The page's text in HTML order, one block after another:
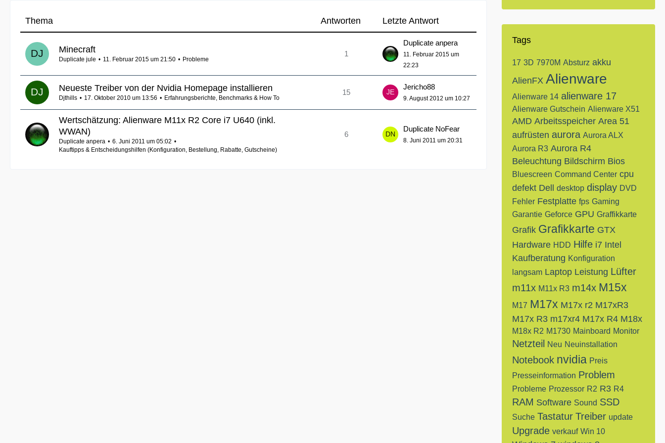
Thema Antworten Letzte Antwort
Minecraft
Duplicate jule 11. Februar 2015 um 21:50 Probleme
1
Duplicate anpera
11. Februar 2015 um
22:23
Neueste Treiber von der Nvidia Homepage installieren
Djthills 17. Oktober 2010 um 13:56 Erfahrungsberichte, Benchmarks & How To
15
Jericho88
9. August 2012 um 10:27
Wertschätzung: Alienware M11x R2 Core i7 U640 (inkl.
WWAN)
Duplicate anpera
6. Juni 2011 um 05:02
Kauftipps & Entscheidungshilfen (Konfiguration, Bestellung, Rabatte, Gutscheine)
6
Duplicate NoFear
8. Juni 2011 um 20:31
Tags
17 3D 7970M Absturz akku
AlienFX Alienware
Alienware 14 alienware 17
Alienware Gutschein Alienware X51
AMD Arbeitsspeicher Area 51
aufrüsten aurora Aurora ALX
Aurora R3 Aurora R4
Beleuchtung Bildschirm Bios
Bluescreen Command Center cpu
defekt Dell desktop display DVD
Fehler Festplatte fps Gaming
Garantie Geforce GPU Graffikkarte
Grafik Grafikkarte GTX
Hardware HDD Hilfe i7 Intel
Kaufberatung Konfiguration
langsam Laptop Leistung Lüfter
m11x M11x R3 m14x M15x
M17 M17x M17x r2 M17xR3
M17x R3 m17xr4 M17x R4 M18x
M18x R2 M1730 Mainboard Monitor
Netzteil Neu Neuinstallation
Notebook nvidia Preis
Presseinformation Problem
Probleme Prozessor R2 R3 R4
RAM Software Sound SSD
Suche Tastatur Treiber update
Upgrade verkauf Win 10